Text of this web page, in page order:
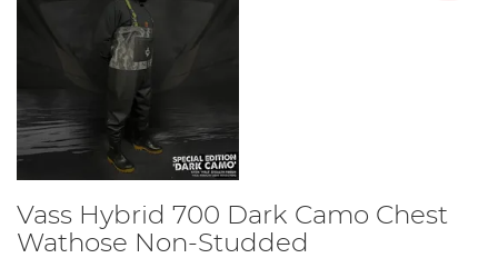
Vass Hybrid 700 Dark Camo Chest
Wathose Non-Studded